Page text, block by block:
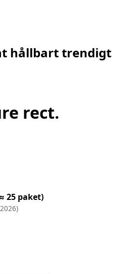
hållbarttrendigt
rect.
25 paket)